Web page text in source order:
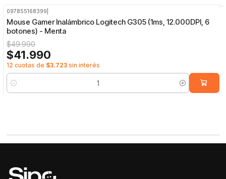
097855168399
Mouse Gamer Inalámbrico Logitech G305 (1ms, 12.000DPI, 6
botones) - Menta
$49.990
$41.990
12 cuotas de $3.723 sin interés
Cantidad